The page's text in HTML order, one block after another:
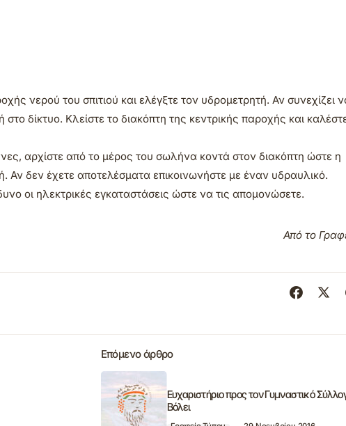
νερού του σπιτιού και ελέγξτε τον υδρομετρητή. Αν συνεχίζει
στο δίκτυο. Κλείστε το διακόπτη της κεντρικής παροχής και
αρχίστε από το μέρος του σωλήνα κοντά στον διακόπτη ώστε η
Αν δεν έχετε αποτελέσματα επικοινωνήστε με έναν υδραυλικό.
οι ηλεκτρικές εγκαταστάσεις ώστε να τις απομονώσετε.
Από το
Επόμενο άρθρο
Ευχαριστήριο προς τον Γυμναστικό
Βόλει